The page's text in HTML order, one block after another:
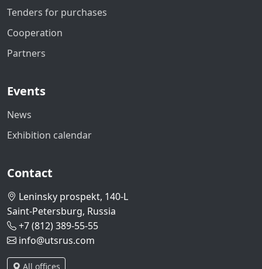
Tenders for purchases
Cooperation
Partners
Events
News
Exhibition calendar
Contact
Leninsky prospekt, 140-L
Saint-Petersburg, Russia
+7 (812) 389-55-55
info@utsrus.com
All offices